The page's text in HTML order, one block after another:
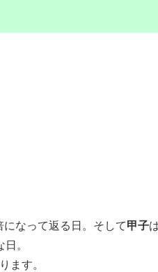
なって返る日。そして甲子
。
ます。